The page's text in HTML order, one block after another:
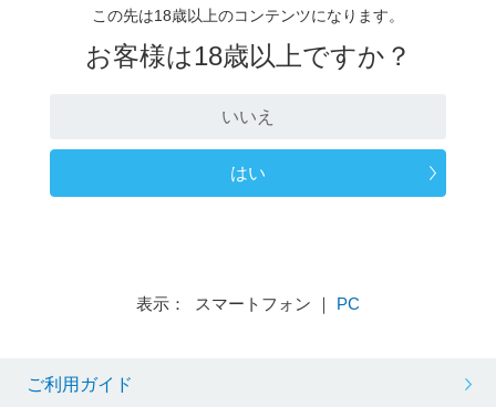
この先は18歳以上のコンテンツになります。
お客様は18歳以上ですか？
いいえ
はい
表示： スマートフォン ｜ PC
ご利用ガイド